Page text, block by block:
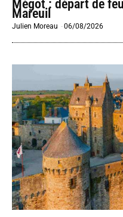
Mégot : départ de
Mareuil
Julien Moreau -06/08/2026